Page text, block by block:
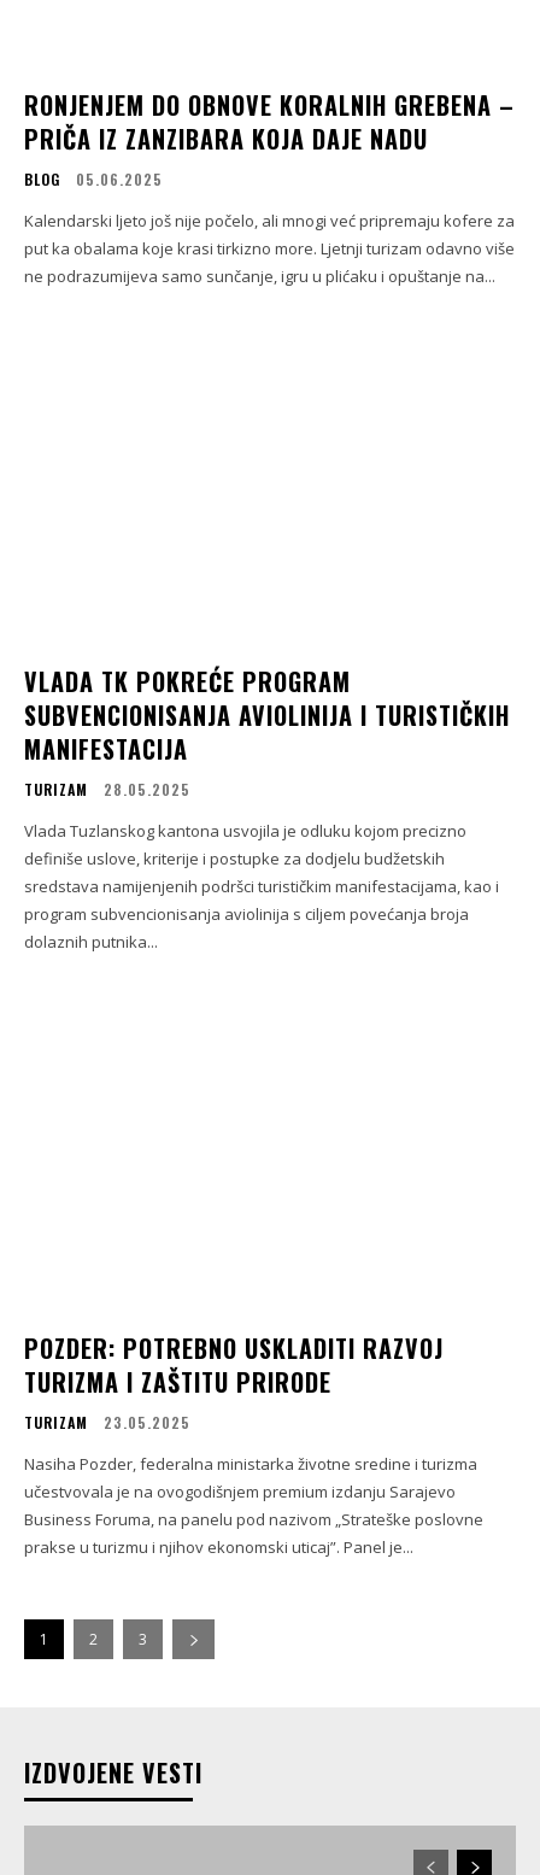
RONJENJEM DO OBNOVE KORALNIH GREBENA –
PRIČA IZ ZANZIBARA KOJA DAJE NADU
BLOG 05.06.2025
Kalendarski ljeto još nije počelo, ali mnogi već pripremaju kofere za
put ka obalama koje krasi tirkizno more. Ljetnji turizam odavno više
ne podrazumijeva samo sunčanje, igru u plićaku i opuštanje na...
VLADA TK POKREĆE PROGRAM
SUBVENCIONISANJA AVIOLINIJA I TURISTIČKIH
MANIFESTACIJA
TURIZAM 28.05.2025
Vlada Tuzlanskog kantona usvojila je odluku kojom precizno
definiše uslove, kriterije i postupke za dodjelu budžetskih
sredstava namijenjenih podršci turističkim manifestacijama, kao i
program subvencionisanja aviolinija s ciljem povećanja broja
dolaznih putnika...
POZDER: POTREBNO USKLADITI RAZVOJ
TURIZMA I ZAŠTITU PRIRODE
TURIZAM 23.05.2025
Nasiha Pozder, federalna ministarka životne sredine i turizma
učestvovala je na ovogodišnjem premium izdanju Sarajevo
Business Foruma, na panelu pod nazivom „Strateške poslovne
prakse u turizmu i njihov ekonomski uticaj”. Panel je...
1 2 3
IZDVOJENE VESTI